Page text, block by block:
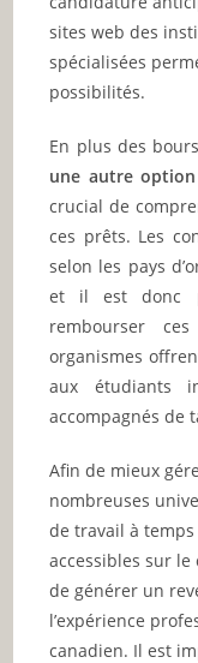
sites web des
spécialisées
possibilités.
En plus des
une autre
crucial de
ces prêts. Les
selon les pays
et il est donc
rembourser
organismes
aux étudiants
accompagnés de
Afin de mieux
nombreuses
de travail à
accessibles sur
de générer un
l’expérience
canadien. Il est